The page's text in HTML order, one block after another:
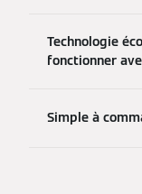
Technologie
fonctionner
Simple à